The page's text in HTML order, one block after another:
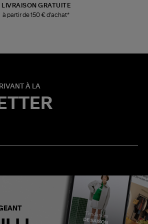
LIVRAISON GRATUITE
à partir de 150 € d'achat*
À LA